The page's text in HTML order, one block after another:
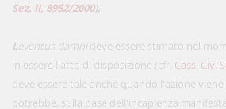
Sez. II, 8952/2000).
Leventus damni deve essere stimato nel
in essere l'atto di disposizione (cfr. Cass. Civ.
deve essere tale anche quando l'azione
potrebbe, sulla base dell'incapienza